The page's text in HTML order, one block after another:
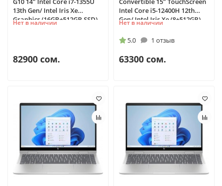
13th Gen/ Intel Iris Xe
Graphics (16GB+512GB SSD)
Нет в наличии
82900 сом.
Intel Core i5-12400H 12th
Gen/ Intel Iris Xe (8+512GB)
Нет в наличии
5.0 1 отзыв
63300 сом.